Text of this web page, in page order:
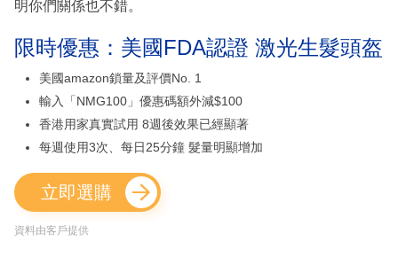
明你們關係也不錯。
限時優惠：美國FDA認證 激光生髮頭盔
美國amazon鎖量及評價No. 1
輸入「NMG100」優惠碼額外減$100
香港用家真實試用 8週後效果已經顯著
每週使用3次、每日25分鐘 髮量明顯增加
立即選購
資料由客戶提供